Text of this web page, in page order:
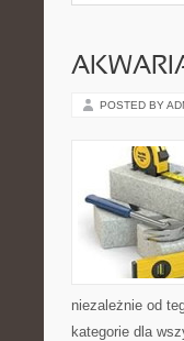
POSTED BY
niezależnie od
kategorie dla